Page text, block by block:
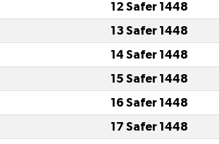
12 Safer 1448
13 Safer 1448
14 Safer 1448
15 Safer 1448
16 Safer 1448
17 Safer 1448